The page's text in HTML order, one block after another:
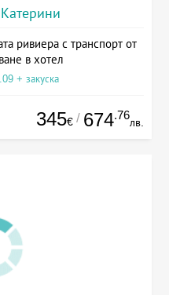
ривиера с транспорт от
в хотел
+ закуска
345€ / 674.76
лв.